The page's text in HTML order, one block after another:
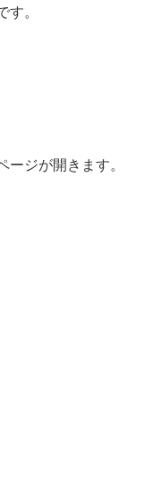
す。
ジが開きます。